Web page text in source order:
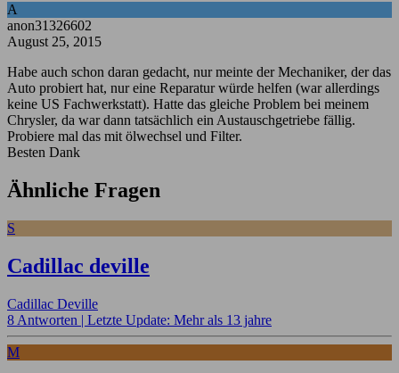
A
anon31326602
August 25, 2015
Habe auch schon daran gedacht, nur meinte der Mechaniker, der das
Auto probiert hat, nur eine Reparatur würde helfen (war allerdings
keine US Fachwerkstatt). Hatte das gleiche Problem bei meinem
Chrysler, da war dann tatsächlich ein Austauschgetriebe fällig.
Probiere mal das mit ölwechsel und Filter.
Besten Dank
Ähnliche Fragen
S
Cadillac deville
Cadillac Deville
8 Antworten | Letzte Update: Mehr als 13 jahre
M